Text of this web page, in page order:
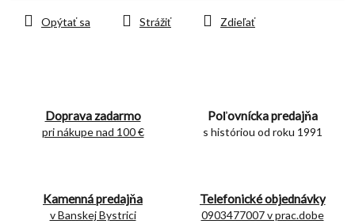
Doprava zadarmo
pri nákupe nad 100 €
Poľovnícka predajňa
s históriou od roku 1991
Kamenná predajňa
v Banskej Bystrici
Telefonické objednávky
0903477007 v prac.dobe
Opýtať sa Strážiť Zdieľať